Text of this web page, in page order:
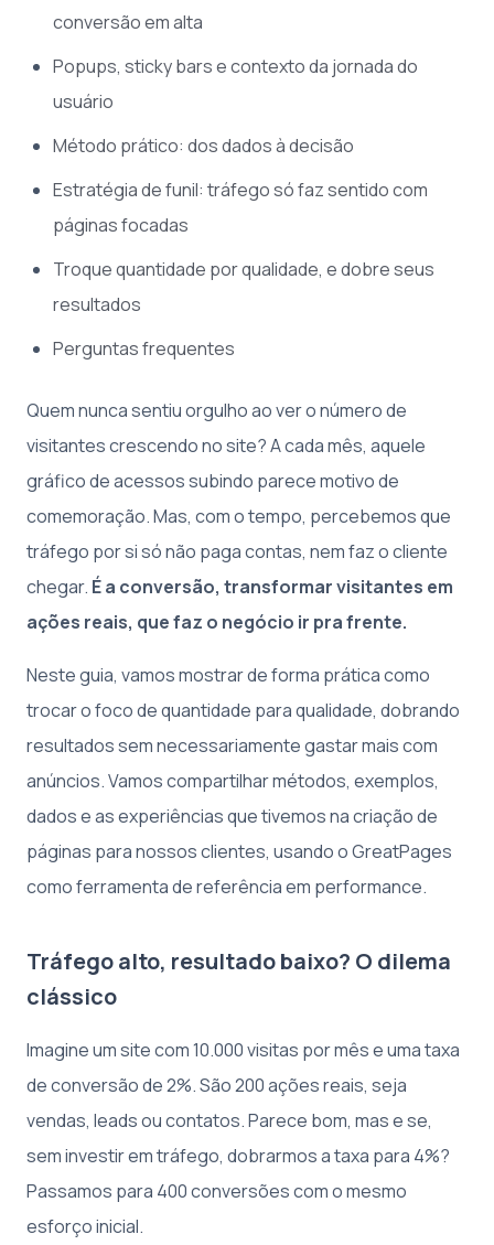
conversão em alta
Popups, sticky bars e contexto da jornada do
usuário
Método prático: dos dados à decisão
Estratégia de funil: tráfego só faz sentido com
páginas focadas
Troque quantidade por qualidade, e dobre seus
resultados
Perguntas frequentes
Quem nunca sentiu orgulho ao ver o número de
visitantes crescendo no site? A cada mês, aquele
gráfico de acessos subindo parece motivo de
comemoração. Mas, com o tempo, percebemos que
tráfego por si só não paga contas, nem faz o cliente
chegar. É a conversão, transformar visitantes em
ações reais, que faz o negócio ir pra frente.
Neste guia, vamos mostrar de forma prática como
trocar o foco de quantidade para qualidade, dobrando
resultados sem necessariamente gastar mais com
anúncios. Vamos compartilhar métodos, exemplos,
dados e as experiências que tivemos na criação de
páginas para nossos clientes, usando o GreatPages
como ferramenta de referência em performance.
Tráfego alto, resultado baixo? O dilema
clássico
Imagine um site com 10.000 visitas por mês e uma taxa
de conversão de 2%. São 200 ações reais, seja
vendas, leads ou contatos. Parece bom, mas e se,
sem investir em tráfego, dobrarmos a taxa para 4%?
Passamos para 400 conversões com o mesmo
esforço inicial.